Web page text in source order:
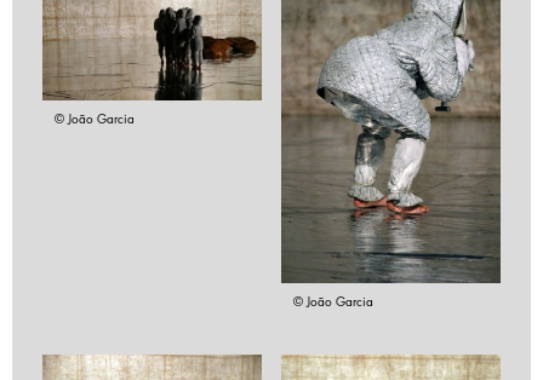
© João Garcia
© João Garcia